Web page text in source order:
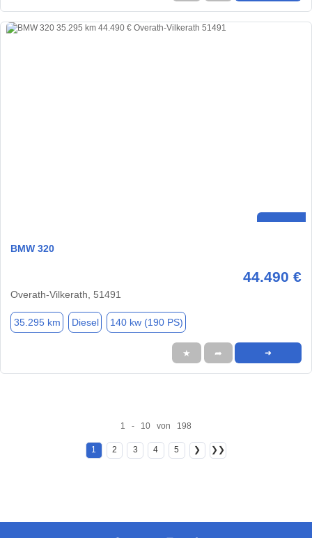
BMW 320
44.490 €
Overath-Vilkerath, 51491
35.295 km Diesel 140 kw (190 PS)
★ ➦ ➜
1 - 10 von 198
1 2 3 4 5 ❯ ❯❯